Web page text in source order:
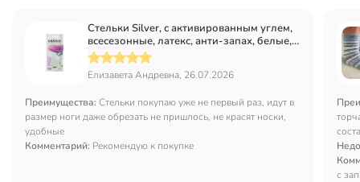
Стельки Silver, с активированным углем,
всесезонные, латекс, анти-запах, белые,
ТВ4001-00/TB4001-00(32)
Елизавета Андревна, 26.07.2026
Преимущества: Стельки покупаю уже не первый раз, идут в
размер ноги даже обрезать не пришлось, не красят носки,
удобные
Комментарий: Рекомендую к покупке
с